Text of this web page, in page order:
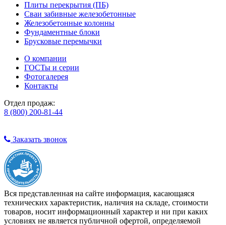
Плиты перекрытия (ПБ)
Сваи забивные железобетонные
Железобетонные колонны
Фундаментные блоки
Брусковые перемычки
О компании
ГОСТы и серии
Фотогалерея
Контакты
Отдел продаж:
8 (800) 200-81-44
Заказать звонок
Вся представленная на сайте информация, касающаяся
технических характеристик, наличия на складе, стоимости
товаров, носит информационный характер и ни при каких
условиях не является публичной офертой, определяемой